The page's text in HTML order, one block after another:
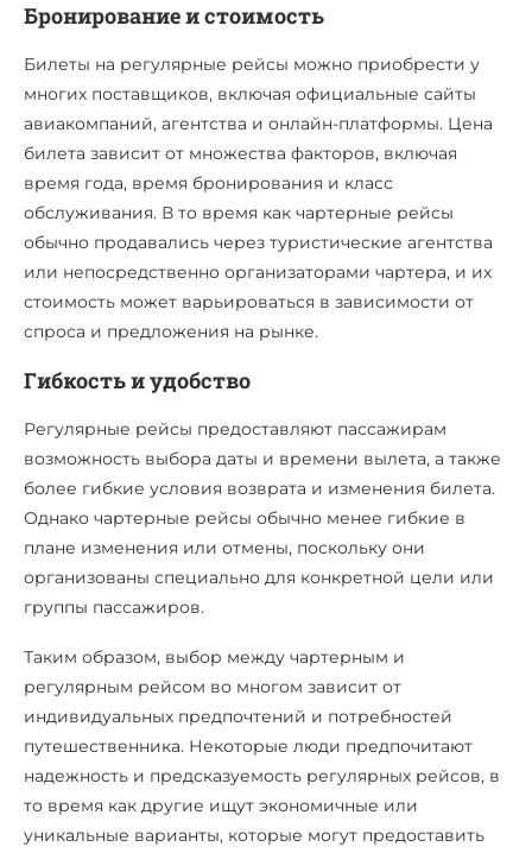
Бронирование и стоимость
Билеты на регулярные рейсы можно приобрести у
многих поставщиков, включая официальные сайты
авиакомпаний, агентства и онлайн-платформы. Цена
билета зависит от множества факторов, включая
время года, время бронирования и класс
обслуживания. В то время как чартерные рейсы
обычно продавались через туристические агентства
или непосредственно организаторами чартера, и их
стоимость может варьироваться в зависимости от
спроса и предложения на рынке.
Гибкость и удобство
Регулярные рейсы предоставляют пассажирам
возможность выбора даты и времени вылета, а также
более гибкие условия возврата и изменения билета.
Однако чартерные рейсы обычно менее гибкие в
плане изменения или отмены, поскольку они
организованы специально для конкретной цели или
группы пассажиров.
Таким образом, выбор между чартерным и
регулярным рейсом во многом зависит от
индивидуальных предпочтений и потребностей
путешественника. Некоторые люди предпочитают
надежность и предсказуемость регулярных рейсов, в
то время как другие ищут экономичные или
уникальные варианты, которые могут предоставить